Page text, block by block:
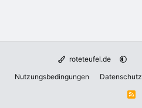
roteteufel.de
Nutzungsbedingungen
Datenschutz
R